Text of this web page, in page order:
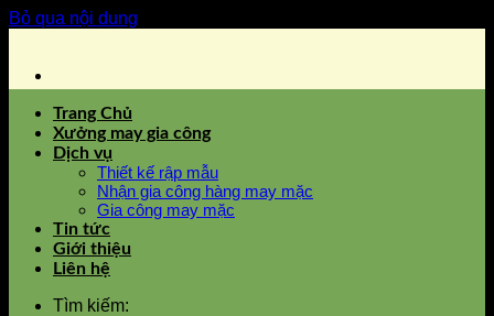
Bỏ qua nội dung
Trang Chủ
Xưởng may gia công
Dịch vụ
Thiết kế rập mẫu
Nhận gia công hàng may mặc
Gia công may mặc
Tin tức
Giới thiệu
Liên hệ
Tìm kiếm: